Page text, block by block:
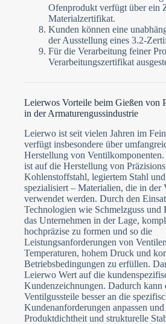
Ofenprodukt verfügt über ein
Materialzertifikat.
Kunden können eine
der Ausstellung eines 3.2-
Für die Verarbeitung feiner
Verarbeitungszertifikat
Leierwos Vorteile beim Gießen von
in der Armaturengussindustrie
Leierwo ist seit vielen Jahren im
verfügt insbesondere über
Herstellung von
ist auf die Herstellung von
Kohlenstoffstahl, legiertem Stahl
spezialisiert – Materialien, die in der
verwendet werden. Durch den
Technologien wie Schmelzguss und
das Unternehmen in der Lage,
hochpräzise zu formen und so die
Leistungsanforderungen von
Temperaturen, hohem Druck und
Betriebsbedingungen zu erfüllen.
Leierwo Wert auf die
Kundenzeichnungen. Dadurch kann
Ventilgussteile besser an die
Kundenanforderungen anpassen
Produktdichtheit und strukturelle